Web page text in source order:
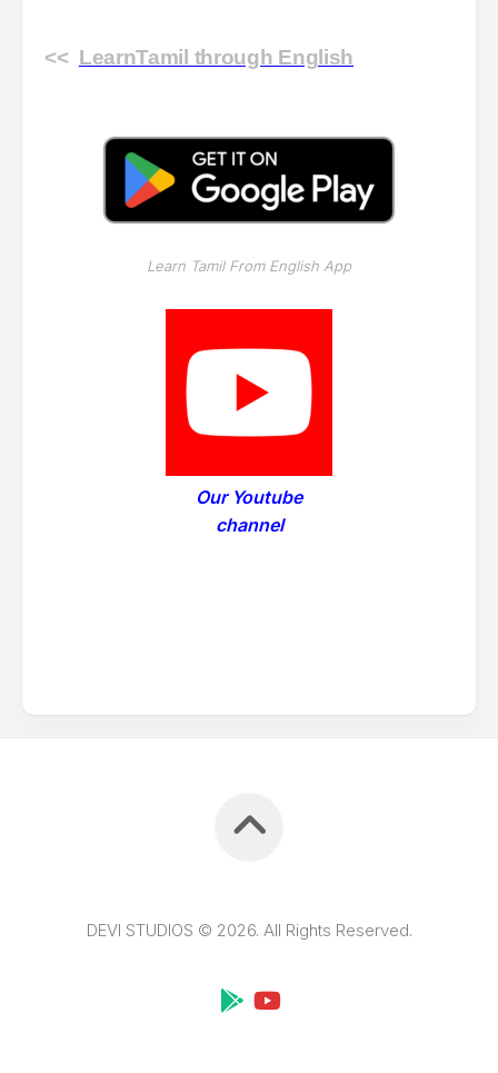
<< LearnTamil through English
Learn Tamil From English App
Our Youtube
channel
DEVI STUDIOS © 2026. All Rights Reserved.